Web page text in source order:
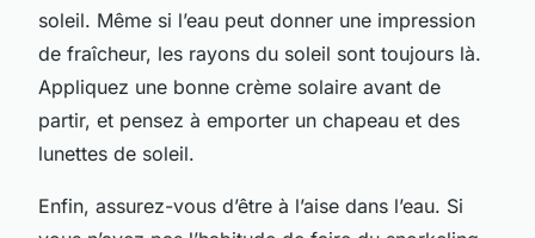
soleil. Même si l’eau peut donner une impression
de fraîcheur, les rayons du soleil sont toujours là.
Appliquez une bonne crème solaire avant de
partir, et pensez à emporter un chapeau et des
lunettes de soleil.
Enfin, assurez-vous d’être à l’aise dans l’eau. Si